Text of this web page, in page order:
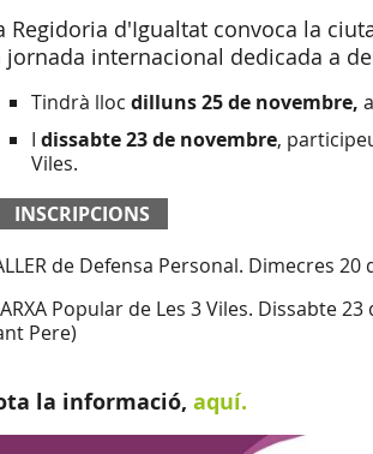
Regidoria d'Igualtat convoca la
jornada internacional dedicada a
Tindrà lloc dilluns 25 de novembre,
I dissabte 23 de novembre,
Viles.
INSCRIPCIONS
de Defensa Personal. Dimecres
Popular de Les 3 Viles. Dissabte
Pere)
la informació, aquí.